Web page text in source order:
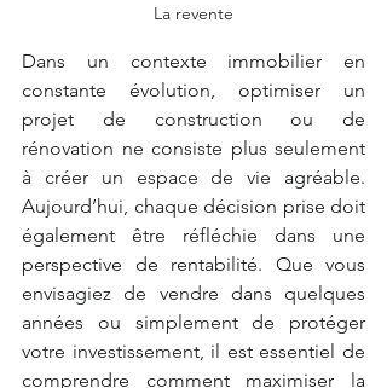
La revente
Dans un contexte immobilier en
constante évolution, optimiser un
projet de construction ou de
rénovation ne consiste plus seulement
à créer un espace de vie agréable.
Aujourd’hui, chaque décision prise doit
également être réfléchie dans une
perspective de rentabilité. Que vous
envisagiez de vendre dans quelques
années ou simplement de protéger
votre investissement, il est essentiel de
comprendre comment maximiser la